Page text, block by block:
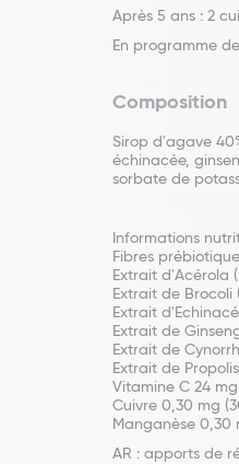
Après 5 ans : 2
En programme
Composition
Sirop d'agave
échinacée,
sorbate de
Informations
Fibres
Extrait d'Acérola
Extrait de Brocoli
Extrait
Extrait de
Extrait de
Extrait de
Vitamine C 24 mg
Cuivre 0,30 mg
Manganèse 0,30
AR : apports de